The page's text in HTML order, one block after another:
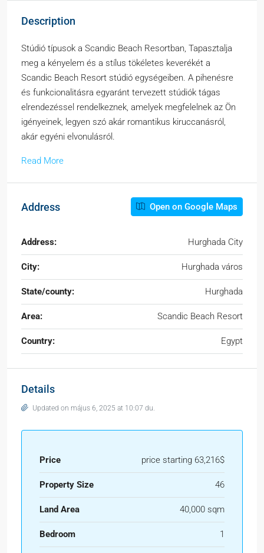
Description
Stúdió típusok a Scandic Beach Resortban, Tapasztalja
meg a kényelem és a stílus tökéletes keverékét a
Scandic Beach Resort stúdió egységeiben. A pihenésre
és funkcionalitásra egyaránt tervezett stúdiók tágas
elrendezéssel rendelkeznek, amelyek megfelelnek az Ön
igényeinek, legyen szó akár romantikus kiruccanásról,
akár egyéni elvonulásról.
Read More
Address Open on Google Maps
Address: Hurghada City
City: Hurghada város
State/county: Hurghada
Area: Scandic Beach Resort
Country: Egypt
Details
Updated on május 6, 2025 at 10:07 du.
Price price starting 63,216$
Property Size 46
Land Area 40,000 sqm
Bedroom 1